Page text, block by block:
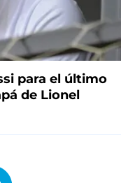
para el último
de Lionel